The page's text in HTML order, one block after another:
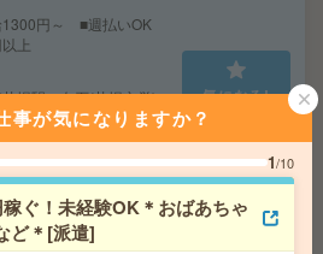
1300円～ ■週払いOK
上
幌駅・白石(札幌市営)
８丁目駅・菊水駅など勤
気になる!
≫大手メーカー×安定勤務！一般
事が気になりますか？
1/10
ぐ！未経験OK＊おばあちゃ
ど＊[派遣]